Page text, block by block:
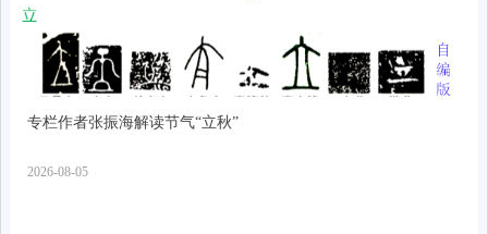
专栏作者张振海解读节气“立秋”
2026-08-05